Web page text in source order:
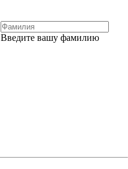
Введите вашу фамилию